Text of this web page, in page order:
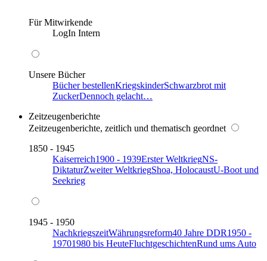
Für Mitwirkende
LogIn Intern
Unsere Bücher
Bücher bestellenKriegskinderSchwarzbrot mit
ZuckerDennoch gelacht…
Zeitzeugenberichte
Zeitzeugenberichte, zeitlich und thematisch geordnet
1850 - 1945
Kaiserreich1900 - 1939Erster WeltkriegNS-
DiktaturZweiter WeltkriegShoa, HolocaustU-Boot und
Seekrieg
1945 - 1950
NachkriegszeitWährungsreform40 Jahre DDR1950 -
19701980 bis HeuteFluchtgeschichtenRund ums Auto